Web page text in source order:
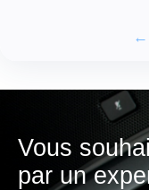
←
Vous
par un